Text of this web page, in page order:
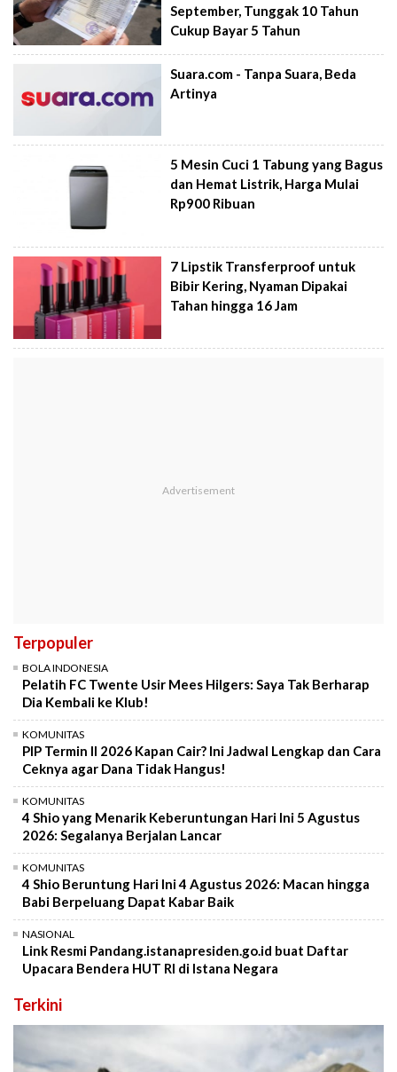
September, Tunggak 10 Tahun
Cukup Bayar 5 Tahun
Suara.com - Tanpa Suara, Beda
Artinya
5 Mesin Cuci 1 Tabung yang Bagus
dan Hemat Listrik, Harga Mulai
Rp900 Ribuan
7 Lipstik Transferproof untuk
Bibir Kering, Nyaman Dipakai
Tahan hingga 16 Jam
Terpopuler
BOLA INDONESIA
Pelatih FC Twente Usir Mees Hilgers: Saya Tak Berharap
Dia Kembali ke Klub!
KOMUNITAS
PIP Termin II 2026 Kapan Cair? Ini Jadwal Lengkap dan Cara
Ceknya agar Dana Tidak Hangus!
KOMUNITAS
4 Shio yang Menarik Keberuntungan Hari Ini 5 Agustus
2026: Segalanya Berjalan Lancar
KOMUNITAS
4 Shio Beruntung Hari Ini 4 Agustus 2026: Macan hingga
Babi Berpeluang Dapat Kabar Baik
NASIONAL
Link Resmi Pandang.istanapresiden.go.id buat Daftar
Upacara Bendera HUT RI di Istana Negara
Terkini